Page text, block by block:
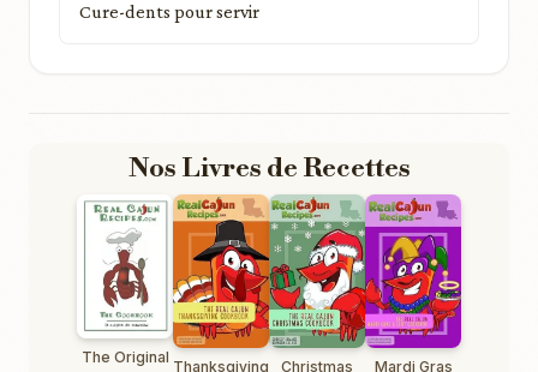
Cure-dents pour servir
Nos Livres de Recettes
The Original Thanksgiving Christmas Mardi Gras